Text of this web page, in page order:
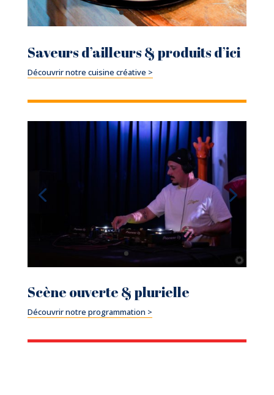
Saveurs d’ailleurs & produits d’ici
Découvrir notre cuisine créative >
Scène ouverte & plurielle
Découvrir notre programmation >